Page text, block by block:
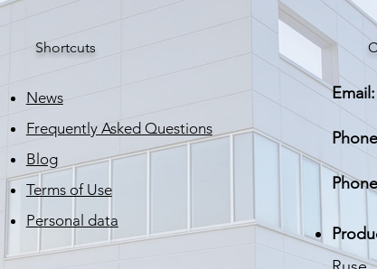
Размери
Разстояние
пиксела
Shortcuts
News
Frequently Asked Questions
Blog
Terms of Use
Personal data
Email: